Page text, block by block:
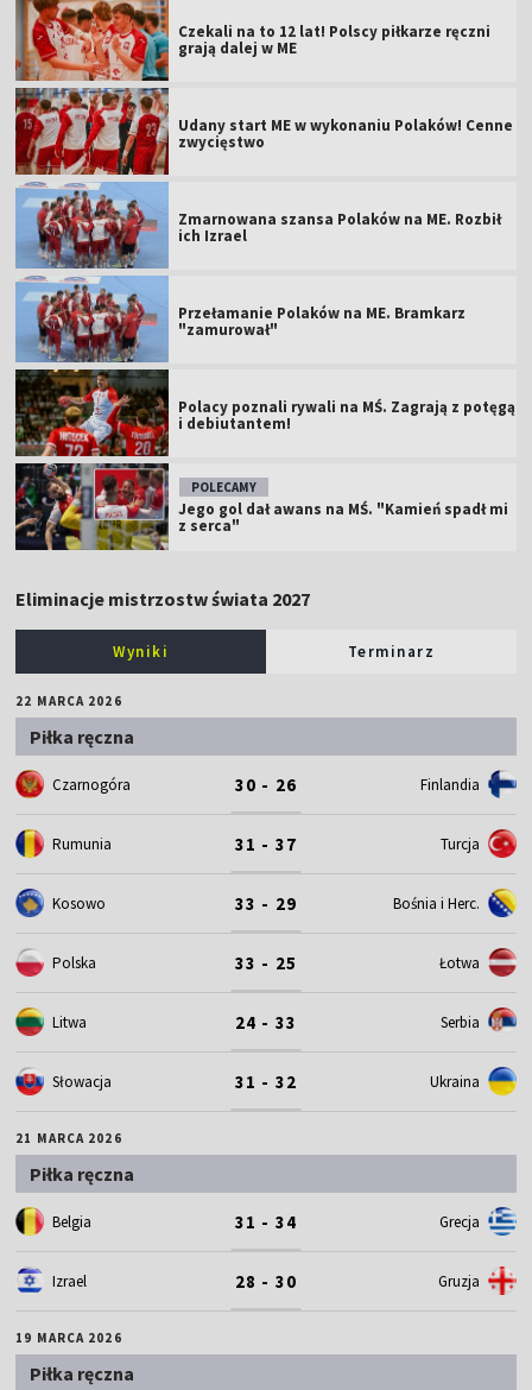
Czekali na to 12 lat! Polscy piłkarze ręczni
grają dalej w ME
Udany start ME w wykonaniu Polaków! Cenne
zwycięstwo
Zmarnowana szansa Polaków na ME. Rozbił
ich Izrael
Przełamanie Polaków na ME. Bramkarz
"zamurował"
Polacy poznali rywali na MŚ. Zagrają z potęgą
i debiutantem!
POLECAMY
Jego gol dał awans na MŚ. "Kamień spadł mi
z serca"
Eliminacje mistrzostw świata 2027
Wyniki Terminarz
22 MARCA 2026
Piłka ręczna
Czarnogóra 30 - 26 Finlandia
Rumunia 31 - 37 Turcja
Kosowo 33 - 29 Bośnia i Herc.
Polska 33 - 25 Łotwa
Litwa 24 - 33 Serbia
Słowacja 31 - 32 Ukraina
21 MARCA 2026
Piłka ręczna
Belgia 31 - 34 Grecja
Izrael 28 - 30 Gruzja
19 MARCA 2026
Piłka ręczna